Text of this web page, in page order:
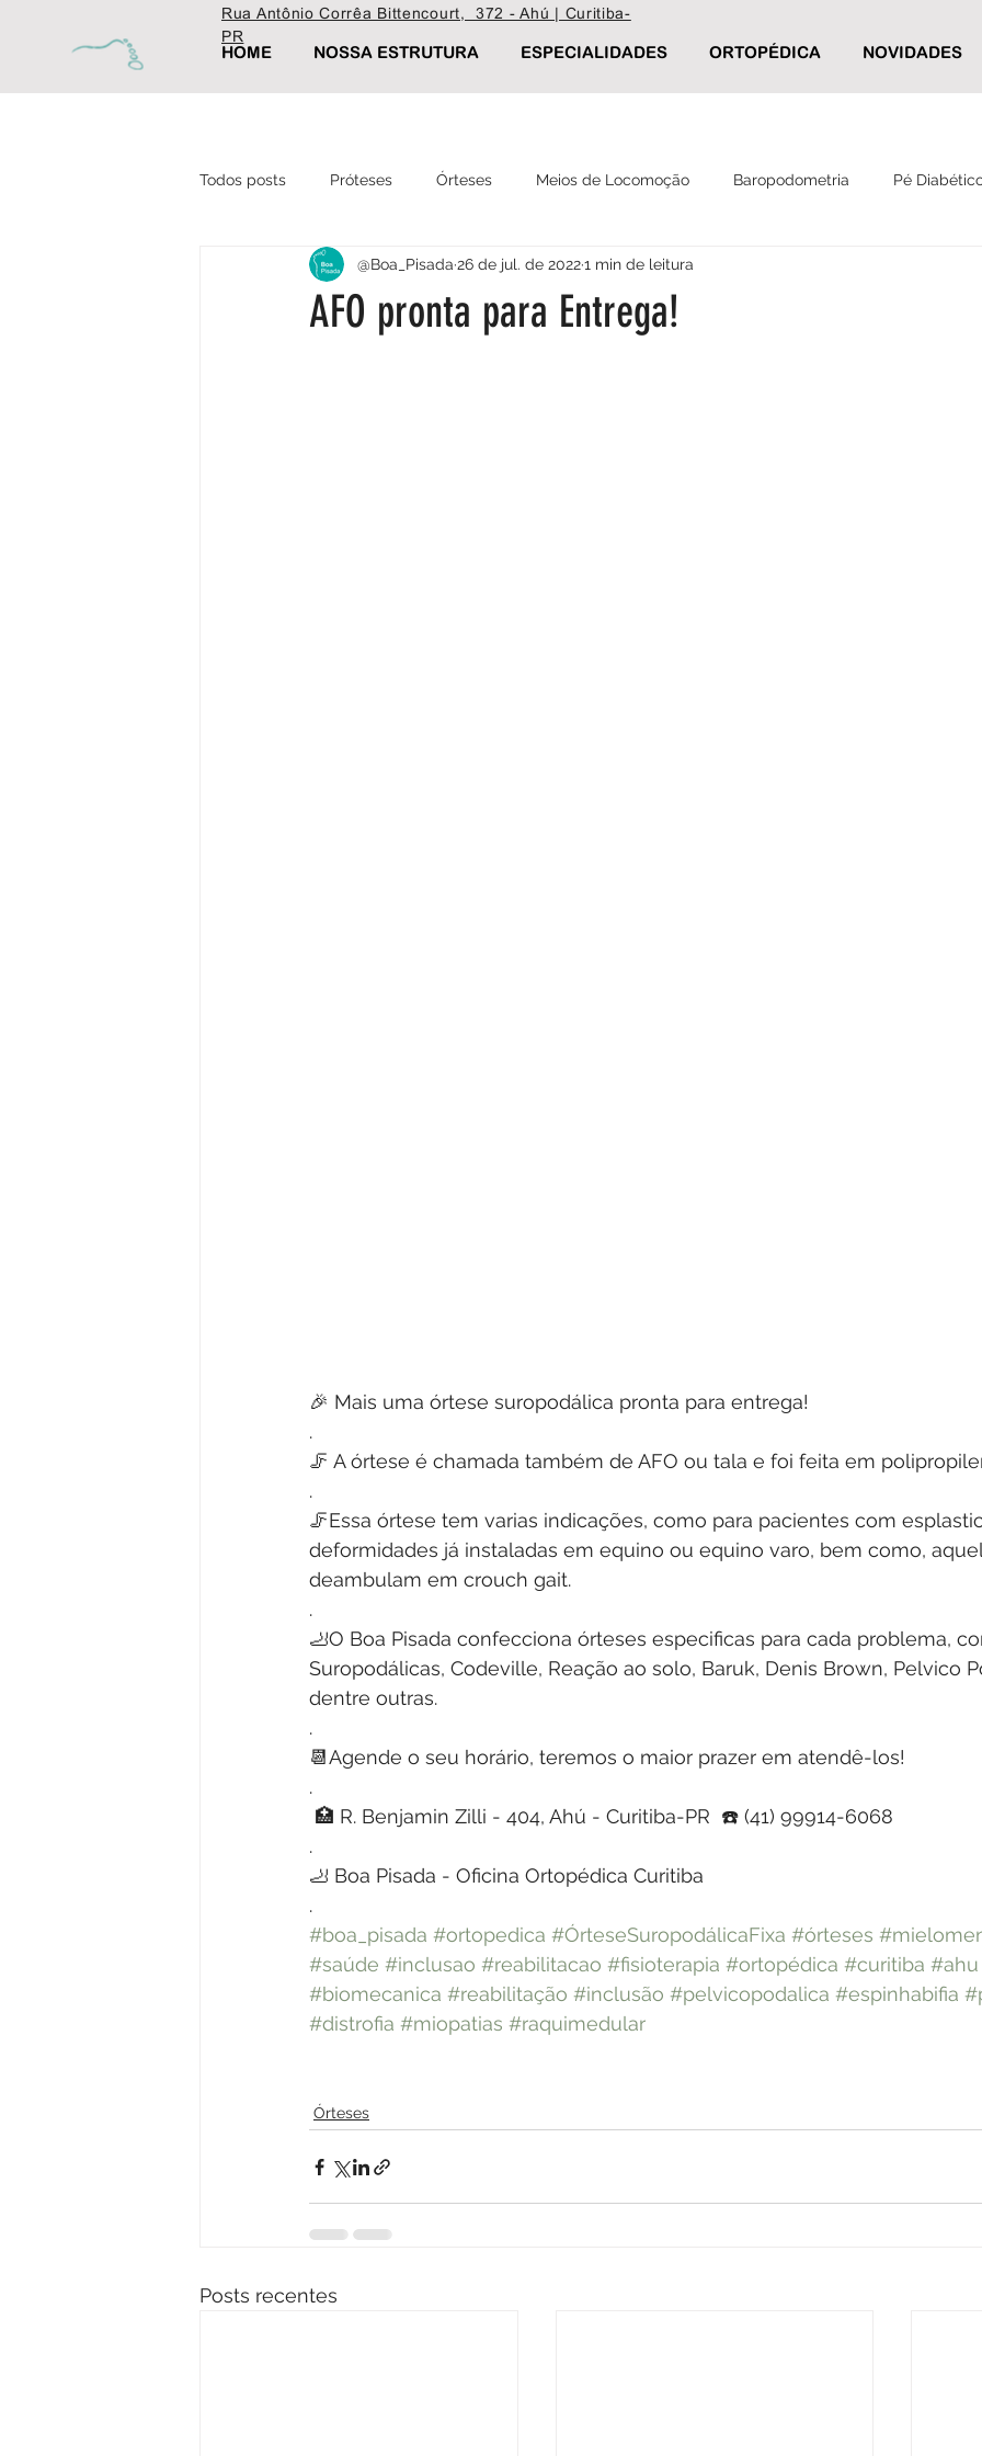
HOME NOSSA ESTRUTURA ESPECIALIDADES ORTOPÉDICA NOVIDADES
Rua Antônio Corrêa Bittencourt, 372 - Ahú | Curitiba-
PR
Todos posts Próteses Órteses Meios de Locomoção Baropodometria Pé
Ortopédica Fisioterapia Reabilitação Palmilha Postural
AFO pronta para Entrega!
@Boa_Pisada 26 de jul. de 20221 min de leitura
🎉 Mais uma órtese suropodálica pronta para entrega!
.
🦵 A órtese é chamada também de AFO ou tala e foi feita em
.
🦵Essa órtese tem varias indicações, como para pacientes com
deformidades já instaladas em equino ou equino varo, bem como,
deambulam em crouch gait.
.
🦶O Boa Pisada confecciona órteses especificas para cada problema,
Suropodálicas, Codeville, Reação ao solo, Baruk, Denis Brown, Pelvico
dentre outras.
.
📆Agende o seu horário, teremos o maior prazer em atendê-los!
.
🏥 R. Benjamin Zilli - 404, Ahú - Curitiba-PR  ☎️ (41) 99914-6068
.
🦶 Boa Pisada - Oficina Ortopédica Curitiba
.
#boa_pisada #ortopedica #ÓrteseSuropodálicaFixa #órteses
#saúde #inclusao #reabilitacao #fisioterapia #ortopédica #curitiba #ahu
#biomecanica #reabilitação #inclusão #pelvicopodalica #espinhabifia
#distrofia #miopatias #raquimedular
Órteses
Posts recentes